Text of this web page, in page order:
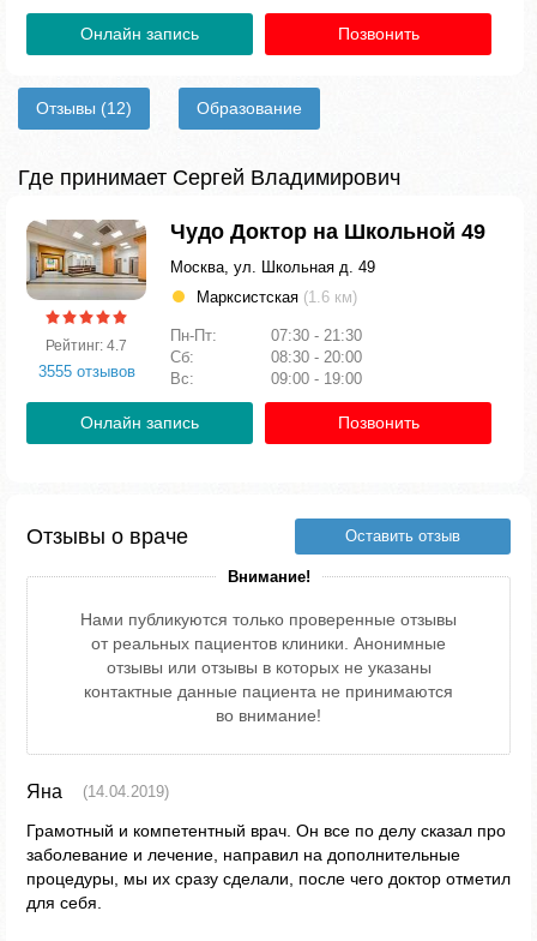
Онлайн запись Позвонить
Отзывы (12) Образование
Где принимает Сергей Владимирович
Рейтинг: 4.7
3555 отзывов
Чудо Доктор на Школьной 49
Москва, ул. Школьная д. 49
Марксистская (1.6 км)
Пн-Пт:
07:30 - 21:30
Сб:
08:30 - 20:00
Вс:
09:00 - 19:00
Онлайн запись Позвонить
Отзывы о враче Оставить отзыв
Внимание!
Нами публикуются только проверенные отзывы
от реальных пациентов клиники. Анонимные
отзывы или отзывы в которых не указаны
контактные данные пациента не принимаются
во внимание!
Яна (14.04.2019)
Грамотный и компетентный врач. Он все по делу сказал про
заболевание и лечение, направил на дополнительные
процедуры, мы их сразу сделали, после чего доктор отметил
для себя.